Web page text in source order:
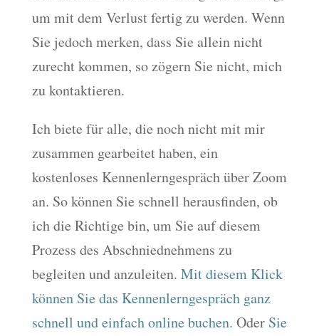
um mit dem Verlust fertig zu werden. Wenn
Sie jedoch merken, dass Sie allein nicht
zurecht kommen, so zögern Sie nicht, mich
zu kontaktieren.
Ich biete für alle, die noch nicht mit mir
zusammen gearbeitet haben, ein
kostenloses Kennenlerngespräch über Zoom
an. So können Sie schnell herausfinden, ob
ich die Richtige bin, um Sie auf diesem
Prozess des Abschniednehmens zu
begleiten und anzuleiten. Mit diesem Klick
können Sie das Kennenlerngespräch ganz
schnell und einfach online buchen. Oder Sie